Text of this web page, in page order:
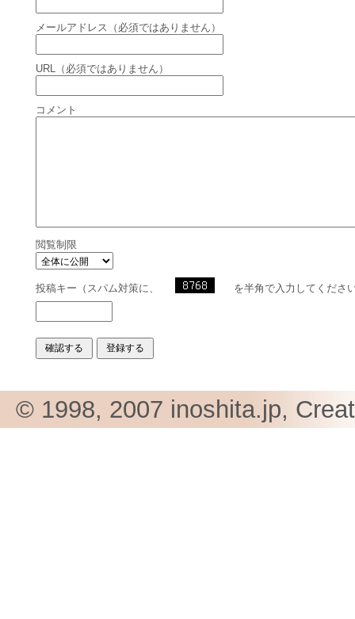
メールアドレス（必須ではありません）
URL（必須ではありません）
コメント
閲覧制限
投稿キー（スパム対策に、 を半角で入力してくださ
© 1998, 2007 inoshita.jp,